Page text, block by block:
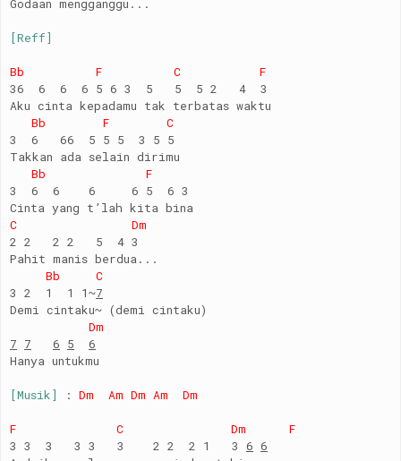
Godaan mengganggu...
[Reff]
Bb F C F
36 6 6 6 5 6 3 5 5 5 2 4 3
Aku cinta kepadamu tak terbatas waktu
Bb F C
3 6 66 5 5 5 3 5 5
Takkan ada selain dirimu
Bb F
3 6 6 6 6 5 6 3
Cinta yang t’lah kita bina
C Dm
2 2 2 2 5 4 3
Pahit manis berdua...
Bb C
3 2 1 1 1~7
Demi cintaku~ (demi cintaku)
Dm
7 7 6 5
6
Hanya untukmu
[Musik] : Dm Am Dm Am Dm
F C Dm F
3 3 3 3 3 3 2 2 2 1 3 6 6